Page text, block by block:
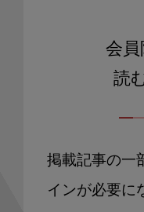
会員
読
掲載記事の一
インが必要に